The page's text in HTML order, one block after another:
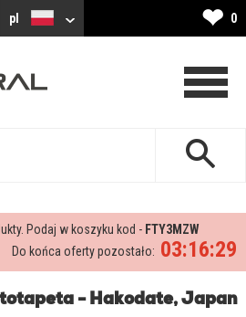
pl ❤ 0
Podaj w koszyku kod - FTY3MZW
03:16:28
Do końca oferty pozostało:
- Hakodate, Japan